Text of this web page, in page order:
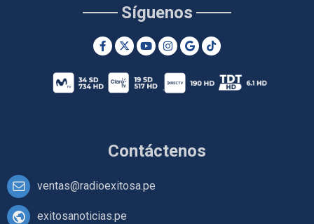
Contáctenos
ventas@radioexitosa.pe
exitosanoticias.pe
Síguenos